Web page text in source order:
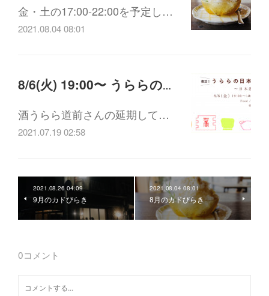
金・土の17:00-22:00を予定し…
2021.08.04 08:01
8/6(火) 19:00〜 うららの日本酒講座 〜日本酒+○○〜
酒うらら道前さんの延期して…
2021.07.19 02:58
2021.08.26 04:09
9月のカドびらき
2021.08.04 08:01
8月のカドびらき
0コメント